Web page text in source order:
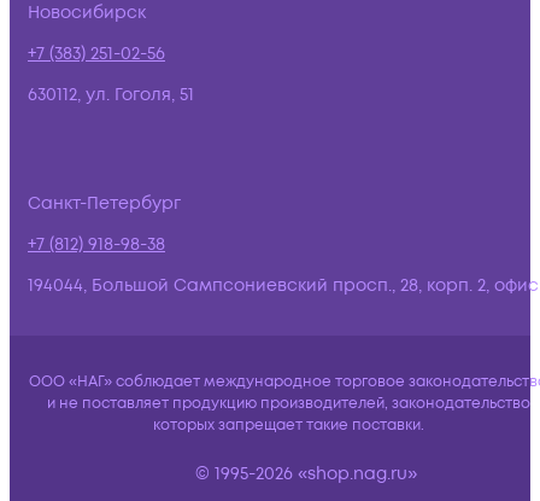
Новосибирск
+7 (383) 251-02-56
630112, ул. Гоголя, 51
Санкт-Петербург
+7 (812) 918-98-38
194044, Большой Сампсониевский просп., 28, корп. 2,
ООО «НАГ» соблюдает международное торговое
и не поставляет продукцию производителей, законодательство
которых запрещает такие поставки.
© 1995-2026 «shop.nag.ru»